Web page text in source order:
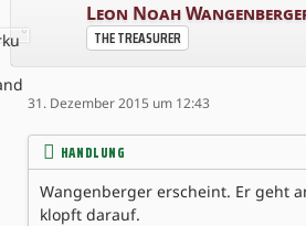
Leon Noah
THE TREASURER
31. Dezember 2015 um 12:43
HANDLUNG
Wangenberger erscheint. Er geht
klopft darauf.